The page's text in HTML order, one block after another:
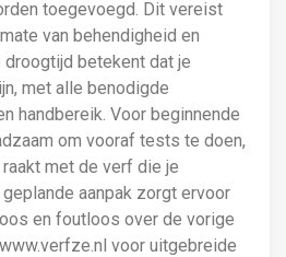
toegevoegd. Dit vereist
van behendigheid en
droogtijd betekent dat je
met alle benodigde
handbereik. Voor beginnende
om vooraf tests te doen,
met de verf die je
aanpak zorgt ervoor
en foutloos over de vorige
voor uitgebreide